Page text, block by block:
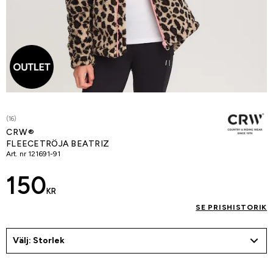
(16)
CRW®
FLEECETRÖJA BEATRIZ
Art. nr 121691-91
150 KR
SE PRISHISTORIK
Välj: Storlek